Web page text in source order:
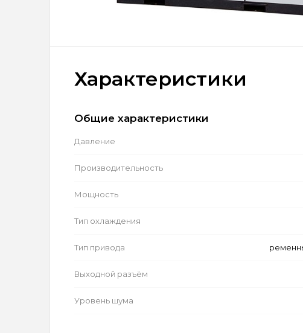
Характеристики
Общие характеристики
Давление
Производительность
Мощность
Тип охлаждения
Тип привода
Выходной разъём
Уровень шума